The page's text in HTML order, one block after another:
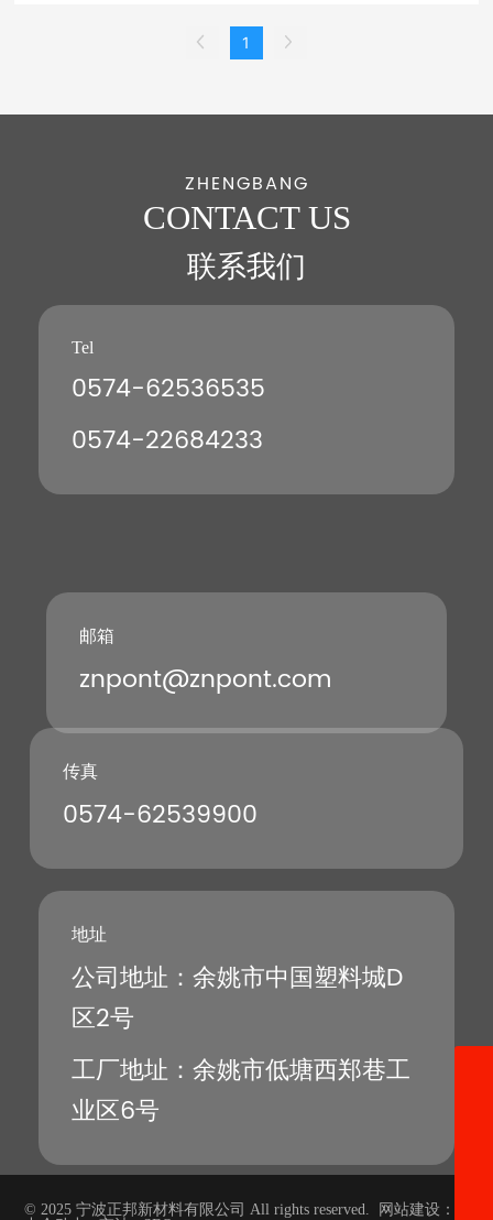
1
0574-22684233
0574-62536535
ZHENGBANG
CONTACT US
联系我们
Tel
0574-62536535
0574-22684233
邮箱
znpont@znpont.com
传真
0574-62539900
地址
公司地址：余姚市中国塑料城D
区2号
工厂地址：余姚市低塘西郑巷工
业区6号
© 2025 宁波正邦新材料有限公司 All rights reserved. 网站建设：